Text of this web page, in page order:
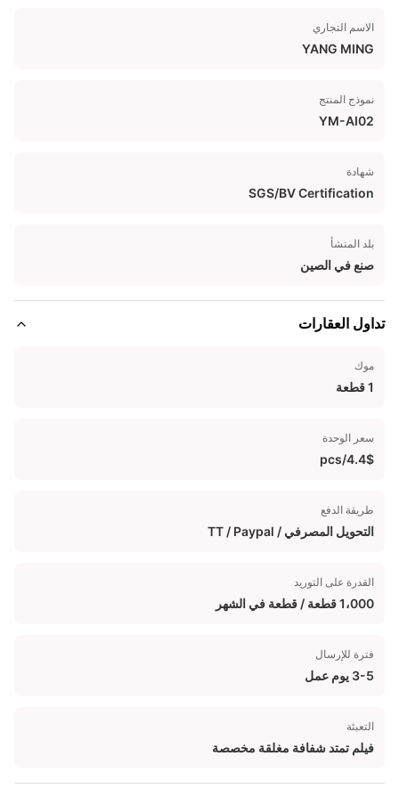
الاسم التجاري
YANG MING
نموذج المنتج
YM-AI02
شهادة
SGS/BV Certification
بلد المنشأ
صنع في الصين
تداول العقارات
موك
1 قطعة
سعر الوحدة
4.4$/pcs
طريقة الدفع
التحويل المصرفي / TT / Paypal
القدرة على التوريد
1،000 قطعة / قطعة في الشهر
فترة للإرسال
3-5 يوم عمل
التعبئة
فيلم تمتد شفافة مغلقة مخصصة